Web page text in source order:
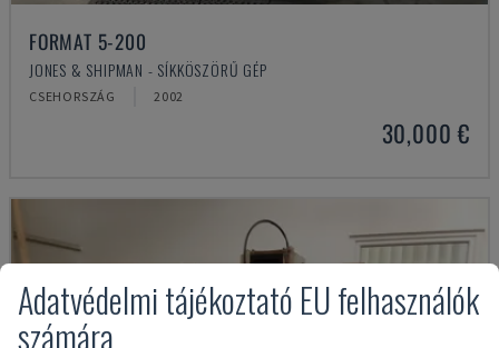
FORMAT 5-200
JONES & SHIPMAN - SÍKKÖSZÖRŰ GÉP
CSEHORSZÁG 2002
30,000 €
Adatvédelmi tájékoztató EU felhasználók
számára